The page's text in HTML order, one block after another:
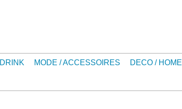
MODE / ACCESSOIRES DECO / HOME